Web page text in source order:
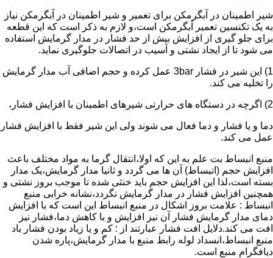
شیر اطمینان در آبگرمکن برای تعمیر و شیر اطمینان در آبگرمکن نیاز
به یک تکنسین تعمیر آبگرمکن است،و لازم به ذکر است که این قطعه
برای جلو گیری از افزایش بیش از حد فشار در مدار گرمایش استفاده
می شود تا از ایجاد نشتی و آسیب در اتصالات جلوگیری نماید.
1) این شیر در فشار 3bar عمل کرده و حجم اضافی آب مدار گرمایش
را تخلیه می کند.
2) اگرچه در دستگاه های حرارتی شیرهای اطمینان با افزایش فشار،
دما و یا فشار و دما فعال می شوند ولی این شیر فقط با افزایش فشار
عمل می کند.
منبع انبساط بت علم به این که اولا،انتقال گرما به مواد مختلف باعث
افزایش حجم (اتبساط) آن ها می گردد و ثانیا مدار گرمایش،یک مدار
بسته است،لذا این افزایش حجم باید خنثی شده تا موجب بروز نشتی و
همچنین افزایش فشار در مدار گرمایش نگردد،نشانه خرابی منبع
انبساط : علامت بروز اشکال در منبع انبساط این است که با افزایش
دمای مدار گرمایش فشار آن نیز افزایش و با کاهش دما،فشار نیز
افت می کند.دلایل افت فشار عبارتند از : کم و یا زیاد بودن فشار باد
منبع انبساط،انسداد لوله رابط منبع با مدار گرمایش،پاره شدن
دیافگرام منبع است.